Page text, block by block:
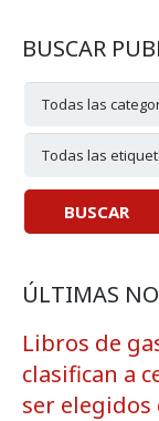
BUSCAR
ÚLTIMAS
Libros de
clasifican a
ser